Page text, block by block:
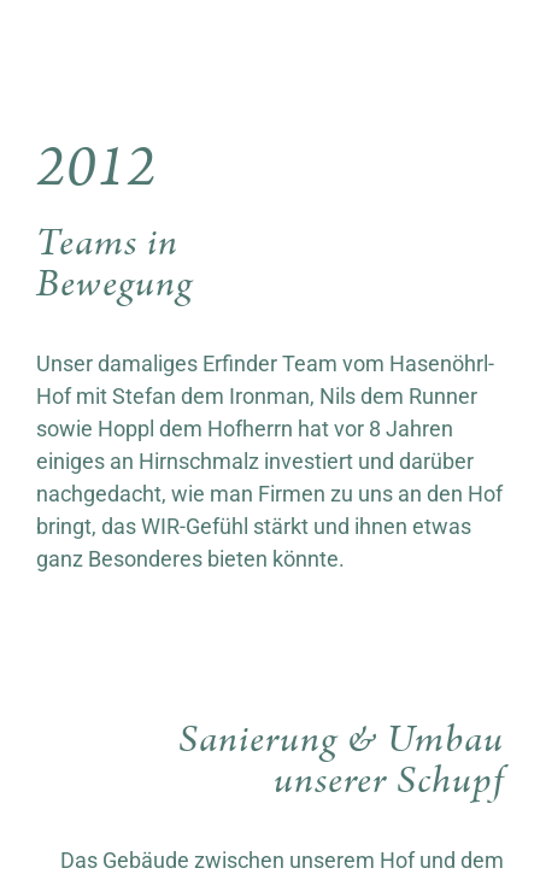
2012
Teams in
Bewegung
Unser damaliges Erfinder Team vom Hasenöhrl-
Hof mit Stefan dem Ironman, Nils dem Runner
sowie Hoppl dem Hofherrn hat vor 8 Jahren
einiges an Hirnschmalz investiert und darüber
nachgedacht, wie man Firmen zu uns an den Hof
bringt, das WIR-Gefühl stärkt und ihnen etwas
ganz Besonderes bieten könnte.
Sanierung & Umbau
unserer Schupf
Das Gebäude zwischen unserem Hof und dem